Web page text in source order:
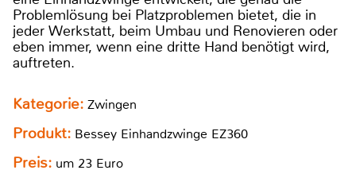
Problemlösung bei Platzproblemen bietet, die in
jeder Werkstatt, beim Umbau und Renovieren oder
eben immer, wenn eine dritte Hand benötigt wird,
auftreten.
Kategorie: Zwingen
Produkt: Bessey Einhandzwinge EZ360
Preis: um 23 Euro